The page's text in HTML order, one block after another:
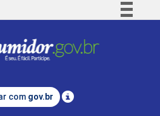
Comunica BR
Legislação
com gov.br